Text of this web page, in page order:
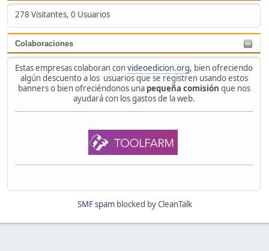
278 Visitantes, 0 Usuarios
Colaboraciones
Estas empresas colaboran convideoedicion.org, bien ofreciendo
algún descuento a los usuarios que se registren usando estos
banners o bien ofreciéndonos una pequeña comisión que nos
ayudará con los gastos de la web.
SMF spamblocked by CleanTalk